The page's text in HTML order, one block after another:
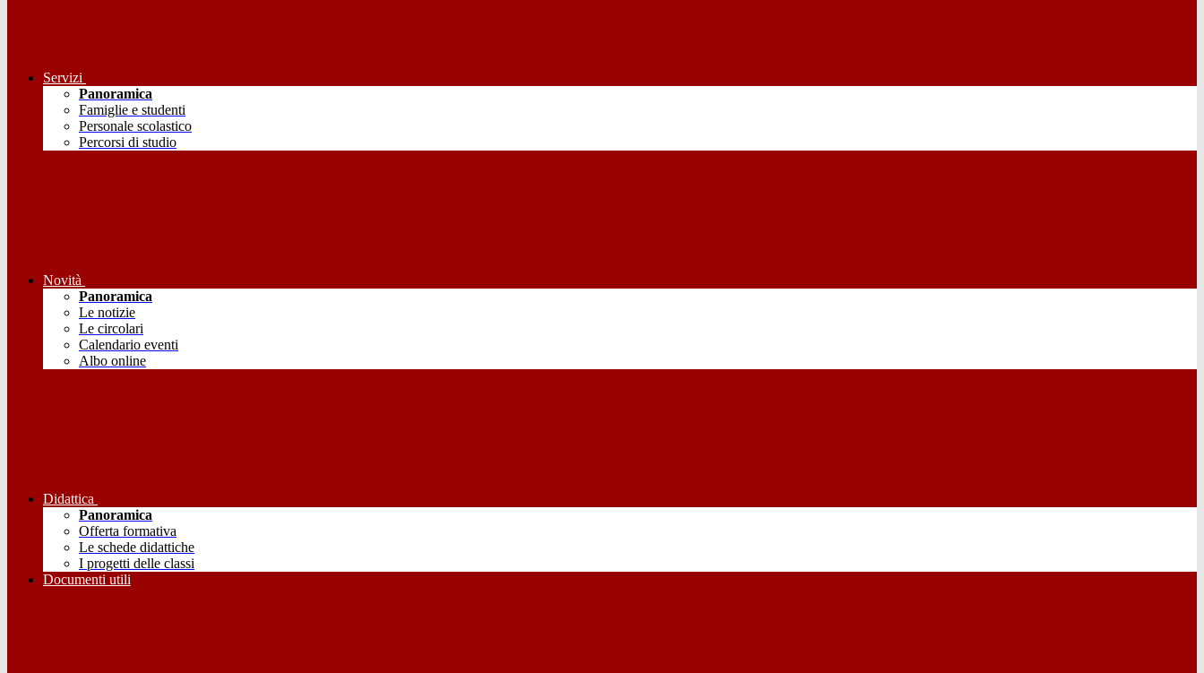
Servizi
Panoramica
Famiglie e studenti
Personale scolastico
Percorsi di studio
Novità
Panoramica
Le notizie
Le circolari
Calendario eventi
Albo online
Didattica
Panoramica
Offerta formativa
Le schede didattiche
I progetti delle classi
Documenti utili